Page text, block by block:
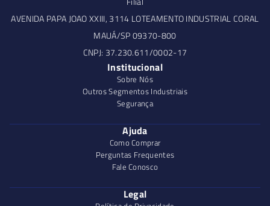
AVENIDA PAPA JOAO XXIII, 3114 LOTEAMENTO INDUSTRIAL CORAL
MAUÁ/SP 09370-800
CNPJ: 37.230.611/0002-17
Institucional
Sobre Nós
Outros Segmentos Industriais
Segurança
Ajuda
Como Comprar
Perguntas Frequentes
Fale Conosco
Legal